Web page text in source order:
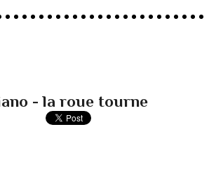
- la roue tourne